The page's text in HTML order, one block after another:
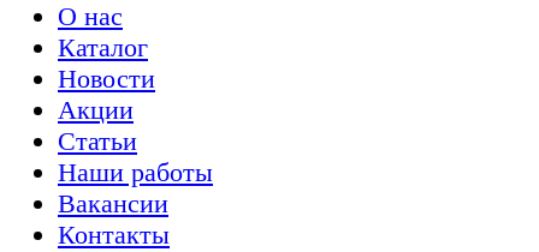
О нас
Каталог
Новости
Акции
Статьи
Наши работы
Вакансии
Контакты